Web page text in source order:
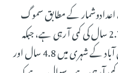
کے مطابق سموگ
کے باعث ہر پاکستانی شہری کی اوسط عمر میں 2.7 سال کی کمی آ رہی ہے، جبکہ
لاہور کے ہر شہری کی عمر میں 5.3 سال، فیصل آباد کے شہری میں 4.8 سال اور